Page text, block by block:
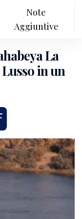
Note
Aggiuntive
La
Lusso in un